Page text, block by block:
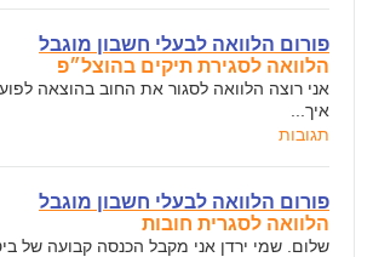
פורום הלוואה לבעלי חשבון מוגבל
הלוואה לסגירת תיקים בהוצל״פ
אני רוצה הלוואה לסגור את החוב בהוצאה
איך...
תגובות
פורום הלוואה לבעלי חשבון מוגבל
הלוואה לסגרית חובות
שלום. שמי ירדן אני מקבל הכנסה קבועה של